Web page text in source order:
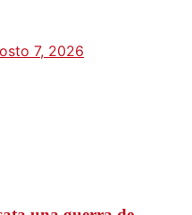
7, 2026